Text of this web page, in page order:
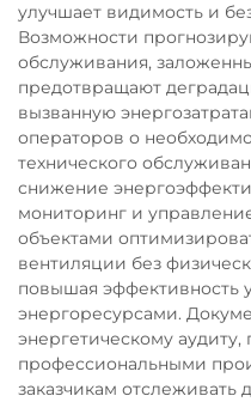
улучшает видимость и
Возможности
обслуживания,
предотвращают
вызванную
операторов о
технического
снижение
мониторинг и
объектами
вентиляции без
повышая эффективность
энергоресурсами.
энергетическому
профессиональными
заказчикам отслеживать